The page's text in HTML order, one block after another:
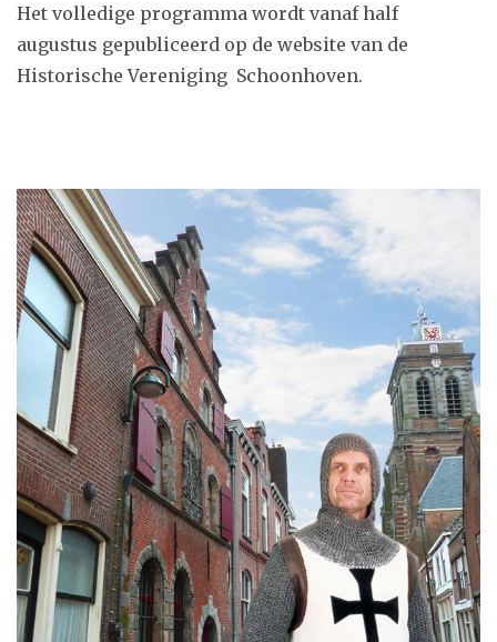
Het volledige programma wordt vanaf half
augustus gepubliceerd op de website van de
Historische Vereniging Schoonhoven.